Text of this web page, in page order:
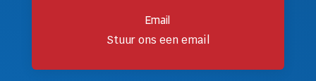
Email
Stuur ons een email